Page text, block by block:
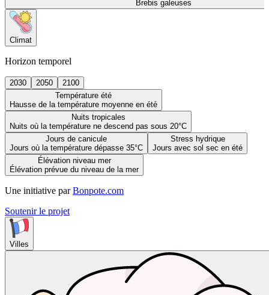
Brebis galeuses
Climat
Horizon temporel
2030 2050
2100
Température été
Hausse de la température moyenne en été
Nuits tropicales
Nuits où la température ne descend pas sous 20°C
Jours de canicule
Jours où la température dépasse 35°C
Stress hydrique
Jours avec sol sec en été
Élévation niveau mer
Élévation prévue du niveau de la mer
Une initiative par Bonpote.com
Soutenir le projet
Villes